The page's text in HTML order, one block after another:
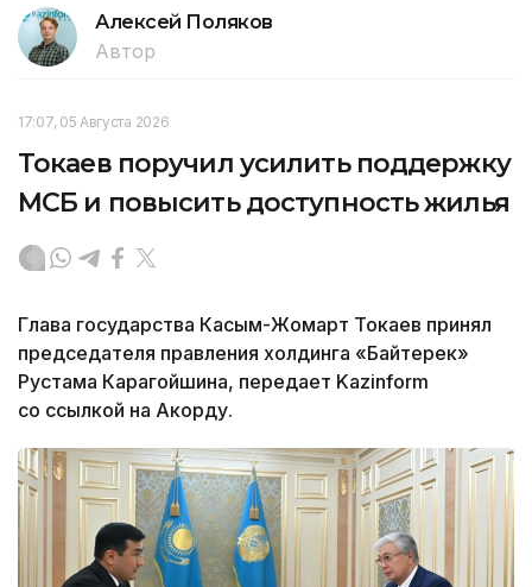
Алексей Поляков
Автор
17:07, 05 Августа 2026
Токаев поручил усилить поддержку
МСБ и повысить доступность жилья
Глава государства Касым-Жомарт Токаев принял
председателя правления холдинга «Байтерек»
Рустама Карагойшина, передает Kazinform
со ссылкой на Акорду.